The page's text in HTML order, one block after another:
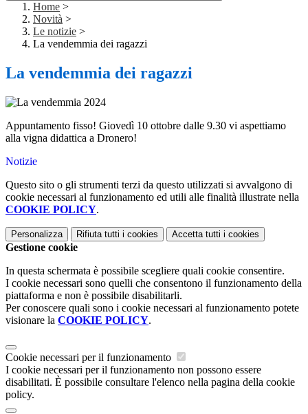
Home >
Novità >
Le notizie >
La vendemmia dei ragazzi
La vendemmia dei ragazzi
Appuntamento fisso! Giovedì 10 ottobre dalle 9.30 vi aspettiamo
alla vigna didattica a Dronero!
Notizie
Questo sito o gli strumenti terzi da questo utilizzati si avvalgono di
cookie necessari al funzionamento ed utili alle finalità illustrate nella
COOKIE POLICY.
Personalizza Rifiuta tutti i cookies Accetta tutti i cookies
Gestione cookie
In questa schermata è possibile scegliere quali cookie consentire.
I cookie necessari sono quelli che consentono il funzionamento della
piattaforma e non è possibile disabilitarli.
Per conoscere quali sono i cookie necessari al funzionamento potete
visionare la COOKIE POLICY.
Cookie necessari per il funzionamento
I cookie necessari per il funzionamento non possono essere
disabilitati. È possibile consultare l'elenco nella pagina della cookie
policy.